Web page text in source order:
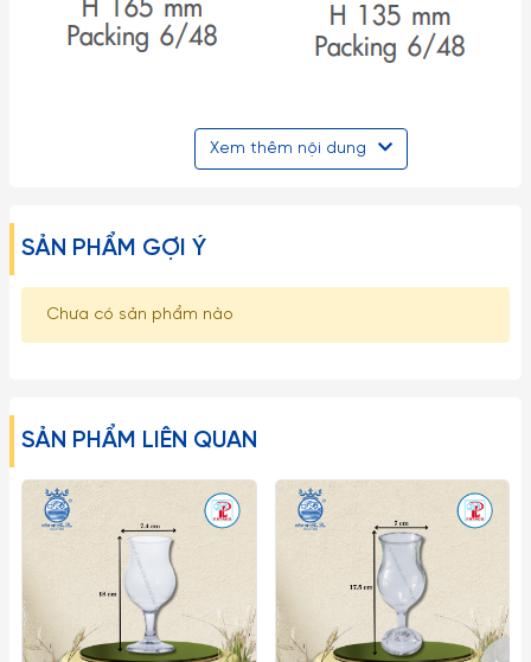
Ly thủy tinh Goblet chân ngắn dòng Classic của Ocean Thái
Ly thủy tinh Goblet thuộc dòng Classic của Ocean Thái Lan
các loại rượu vang đỏ.
Một số lưu ý khi sử dụng:
– Hạn chế việc để Ly Dĩa Thủy Tinh va chạm mạnh trực tiếp
vào nhau cũng như va đập vào các đồ vật cứng khác tránh
sứt mẻ nứt vỡ.
– Những loại ly rượu vang, ly cooktail thủy tinh mà có phần
Xem thêm nội dung
SẢN PHẨM GỢI Ý
Chưa có sản phẩm nào
SẢN PHẨM LIÊN QUAN